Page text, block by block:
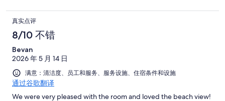
真实点评
8/10 不错
Bevan
2026 年 5 月 14 日
满意：清洁度、员工和服务、服务设施、住宿条件和设施
通过谷歌翻译
We were very pleased with the room and loved the beach view!